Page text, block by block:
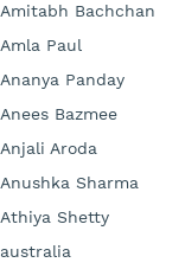
Amitabh Bachchan
Amla Paul
Ananya Panday
Anees Bazmee
Anjali Aroda
Anushka Sharma
Athiya Shetty
australia